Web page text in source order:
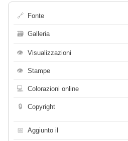
🔗 Fonte
🗃 Galleria
👁 Visualizzazioni
👁 Stampe
💻 Colorazioni online
🔒 Copyright
📅 Aggiunto il